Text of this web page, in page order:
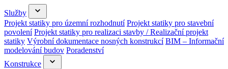
Služby
Projekt statiky pro územní rozhodnutí Projekt statiky pro stavební
povolení Projekt statiky pro realizaci stavby / Realizační projekt
statiky Výrobní dokumentace nosných konstrukcí BIM – Informační
modelování budov Poradenství
Konstrukce